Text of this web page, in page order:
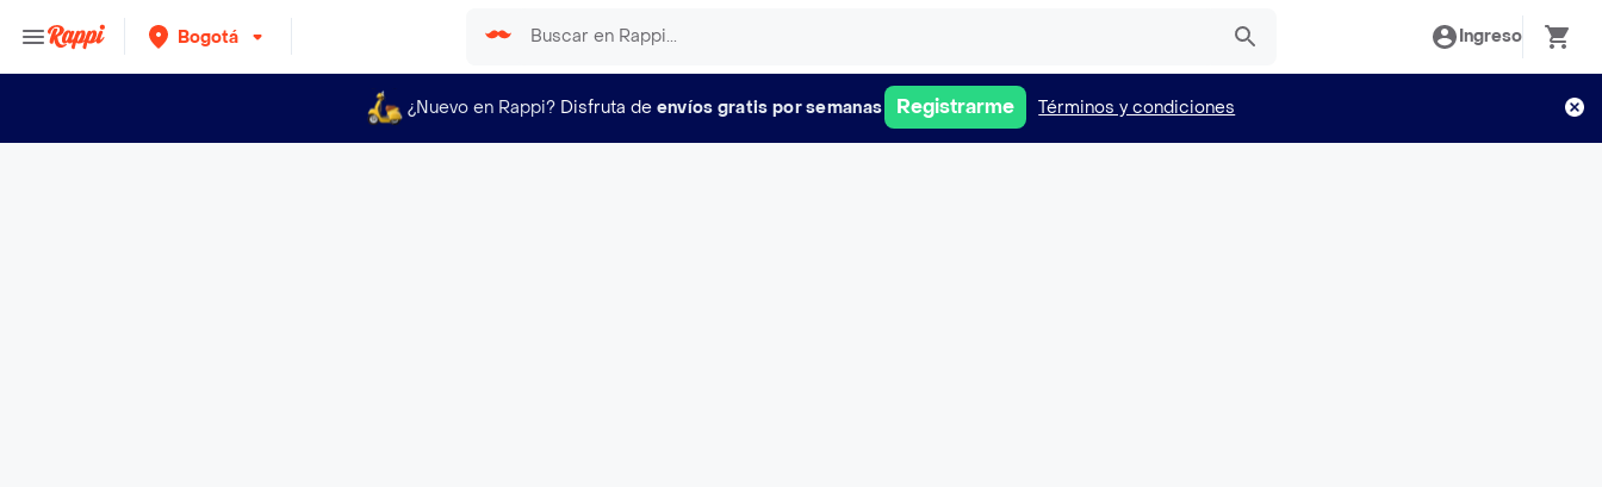
Bogotá Ingreso
¿Nuevo en Rappi? Disfruta de envíos gratis por semanas Registrarme Términos y condiciones